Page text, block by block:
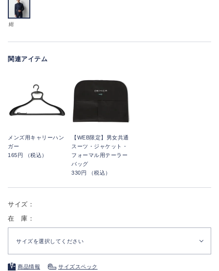
紺
関連アイテム
メンズ用キャリーハン
ガー
165円 （税込）
【WEB限定】男女共通
スーツ・ジャケット・
フォーマル用テーラー
バッグ
330円 （税込）
サイズ：
在 庫：
サイズを選択してください
商品情報 サイズスペック